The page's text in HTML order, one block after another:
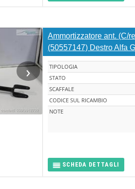
›
Ammortizzatore ant. (C/
(50557147) Destro Alfa
TIPOLOGIA
STATO
SCAFFALE
CODICE SUL RICAMBIO
NOTE
SCHEDA DETTAGLI